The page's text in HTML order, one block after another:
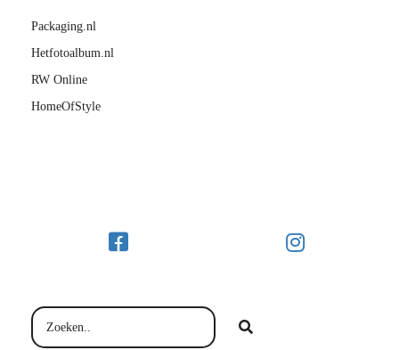
Packaging.nl
Hetfotoalbum.nl
RW Online
HomeOfStyle